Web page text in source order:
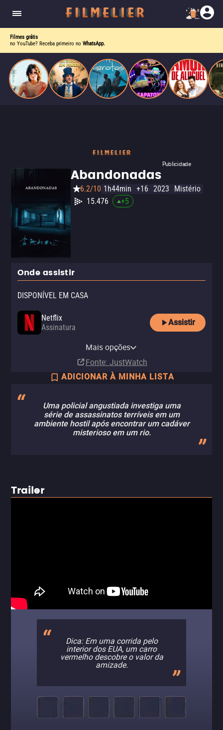
Filmes grátis
no YouTube? Receba primeiro no WhatsApp.
Publicidade
Abandonadas
6.2/10 1h44min +16 2023
Mistério
15.476
+5
Onde assistir
DISPONÍVEL EM CASA
Netflix
Assinatura
Assistir
Mais opções
Fonte: JustWatch
ADICIONAR À MINHA LISTA
Uma policial angustiada investiga uma
série de assassinatos terríveis em um
ambiente hostil após encontrar um cadáver
misterioso em um rio.
Trailer
Dica: Em uma corrida pelo
interior dos EUA, um carro
vermelho descobre o valor da
amizade.
escrevia e a vida real começa a desaparecer.